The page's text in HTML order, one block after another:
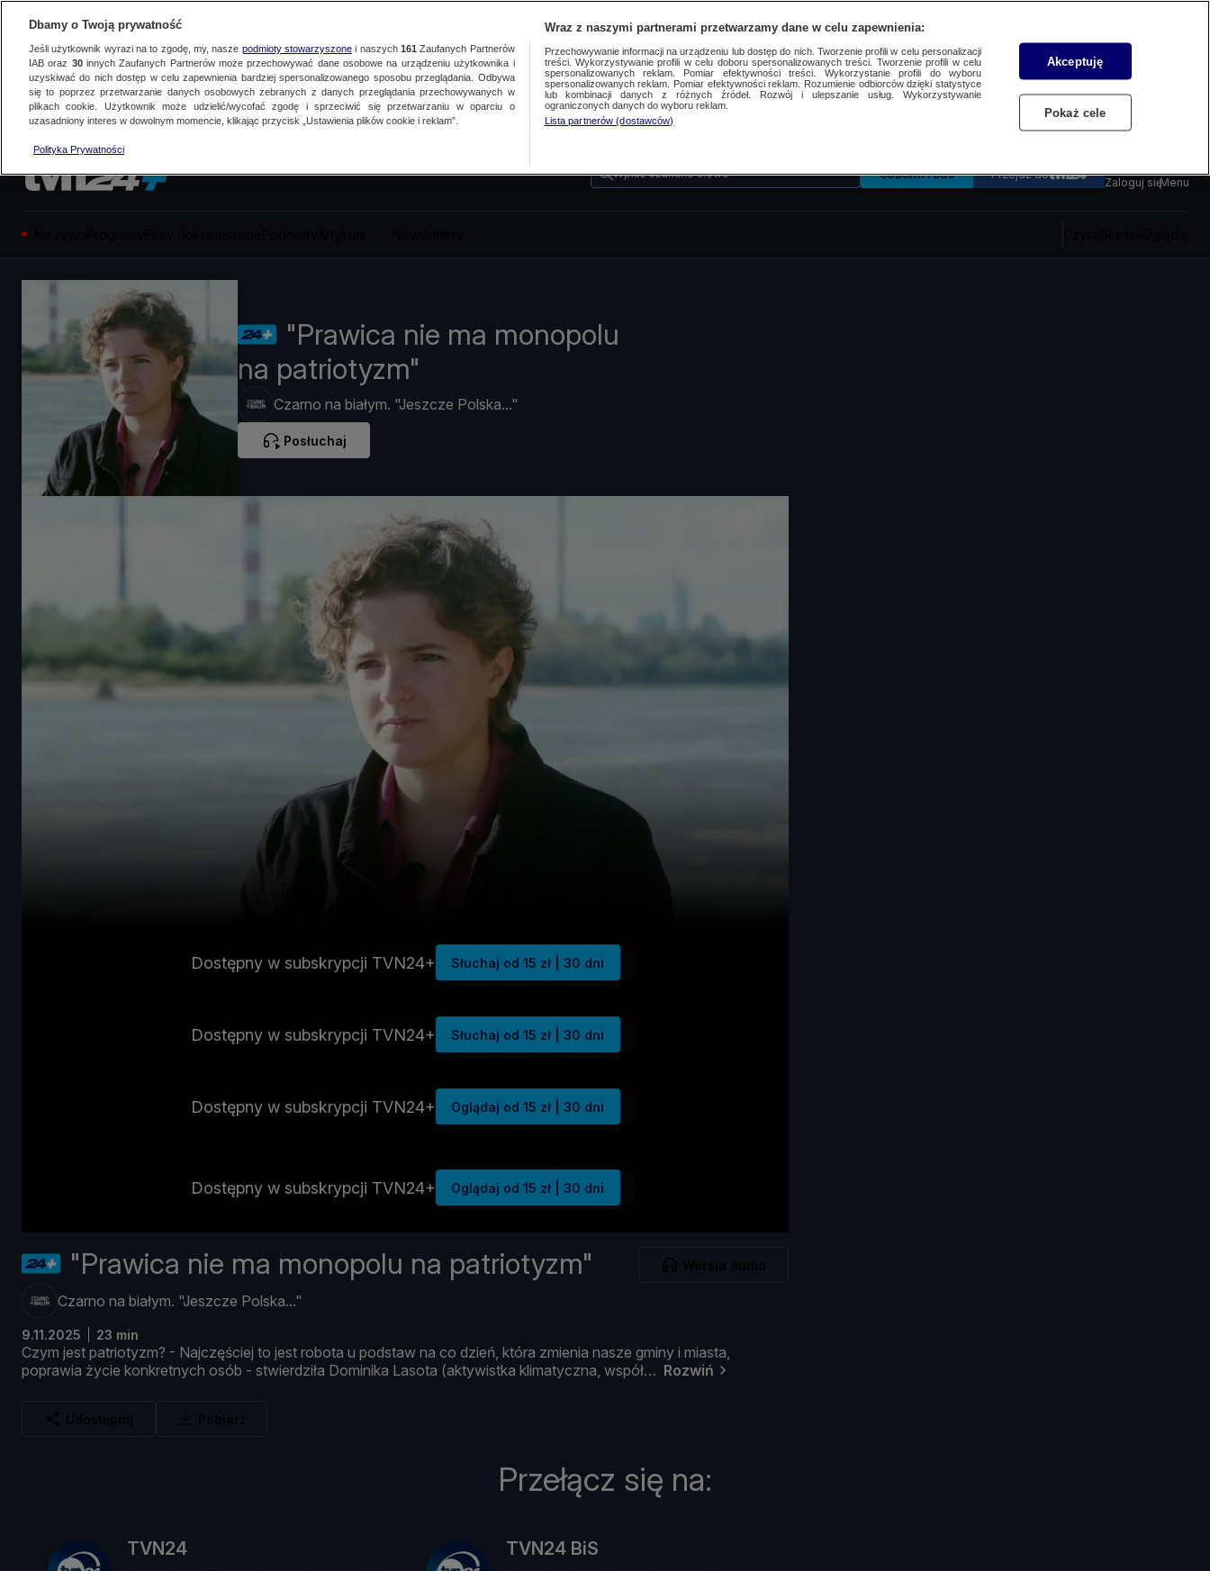
Wpisz szukane słowo SUBSKRYBUJ Przejdź do
Zaloguj sięMenu
"Prawica nie ma monopolu
na patriotyzm"
Czarno na białym. "Jeszcze Polska..."
Posłuchaj
Dostępny w subskrypcji TVN24+ Słuchaj od 15 zł | 30 dni
Dostępny w subskrypcji TVN24+ Słuchaj od 15 zł | 30 dni
Dostępny w subskrypcji TVN24+ Oglądaj od 15 zł | 30 dni
Dostępny w subskrypcji TVN24+ Oglądaj od 15 zł | 30 dni
"Prawica nie ma monopolu na patriotyzm"
Czarno na białym. "Jeszcze Polska..."
9.11.2025 23 min
Czym jest patriotyzm? - Najczęściej to jest robota u podstaw na co dzień, która zmienia nasze gminy i miasta,
poprawia życie konkretnych osób - stwierdziła Dominika Lasota (aktywistka klimatyczna, współ Rozwiń
Przełącz się na:
TVN24 TVN24 BiS
Dbamy o Twoją prywatność
Jeśli użytkownik wyrazi na to zgodę, my, nasze podmioty stowarzyszonei naszych 161 Zaufanych Partnerów
IAB oraz 30innych Zaufanych Partnerów może przechowywać dane osobowe na urządzeniu użytkownika i
uzyskiwać do nich dostęp w celu zapewnienia bardziej spersonalizowanego sposobu przeglądania. Odbywa
się to poprzez przetwarzanie danych osobowych zebranych z danych przeglądania przechowywanych w
plikach cookie. Użytkownik może udzielić/wycofać zgodę i sprzeciwić się przetwarzaniu w oparciu o
uzasadniony interes w dowolnym momencie, klikając przycisk „Ustawienia plików cookie i reklam”.
Polityka Prywatności
Wraz z naszymi partnerami przetwarzamy dane w celu zapewnienia:
Przechowywanie informacji na urządzeniu lub dostęp do nich. Tworzenie profili w celu personalizacji
treści. Wykorzystywanie profili w celu doboru spersonalizowanych treści. Tworzenie profili w celu
spersonalizowanych reklam. Pomiar efektywności treści. Wykorzystanie profili do wyboru
spersonalizowanych reklam. Pomiar efektywności reklam. Rozumienie odbiorców dzięki statystyce
lub kombinacji danych z różnych źródeł. Rozwój i ulepszanie usług. Wykorzystywanie
ograniczonych danych do wyboru reklam.
Lista partnerów (dostawców)
Akceptuję
Pokaż cele